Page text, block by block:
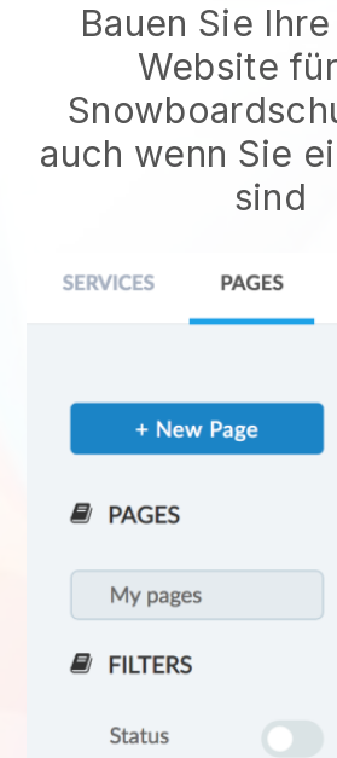
Bauen Sie
Website
auch wenn Sie
sind